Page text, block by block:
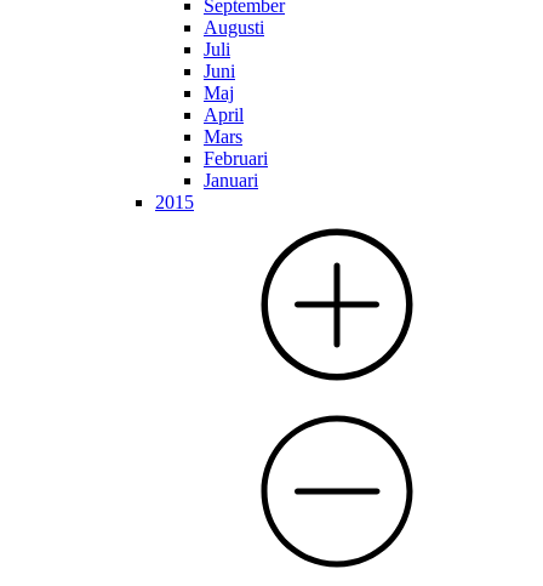
September
Augusti
Juli
Juni
Maj
April
Mars
Februari
Januari
2015